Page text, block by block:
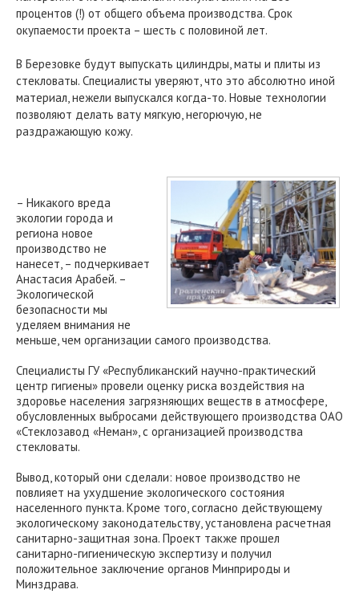
процентов (!) от общего объема производства. Срок
окупаемости проекта – шесть с половиной лет.
В Березовке будут выпускать цилиндры, маты и плиты из
стекловаты. Специалисты уверяют, что это абсолютно иной
материал, нежели выпускался когда-то. Новые технологии
позволяют делать вату мягкую, негорючую, не
раздражающую кожу.
– Никакого вреда
экологии города и
региона новое
производство не
нанесет, – подчеркивает
Анастасия Арабей. –
Экологической
безопасности мы
уделяем внимания не
меньше, чем организации самого производства.
Специалисты ГУ «Республиканский научно-практический
центр гигиены» провели оценку риска воздействия на
здоровье населения загрязняющих веществ в атмосфере,
обусловленных выбросами действующего производства ОАО
«Стеклозавод «Неман», с организацией производства
стекловаты.
Вывод, который они сделали: новое производство не
повлияет на ухудшение экологического состояния
населенного пункта. Кроме того, согласно действующему
экологическому законодательству, установлена расчетная
санитарно-защитная зона. Проект также прошел
санитарно-гигиеническую экспертизу и получил
положительное заключение органов Минприроды и
Минздрава.